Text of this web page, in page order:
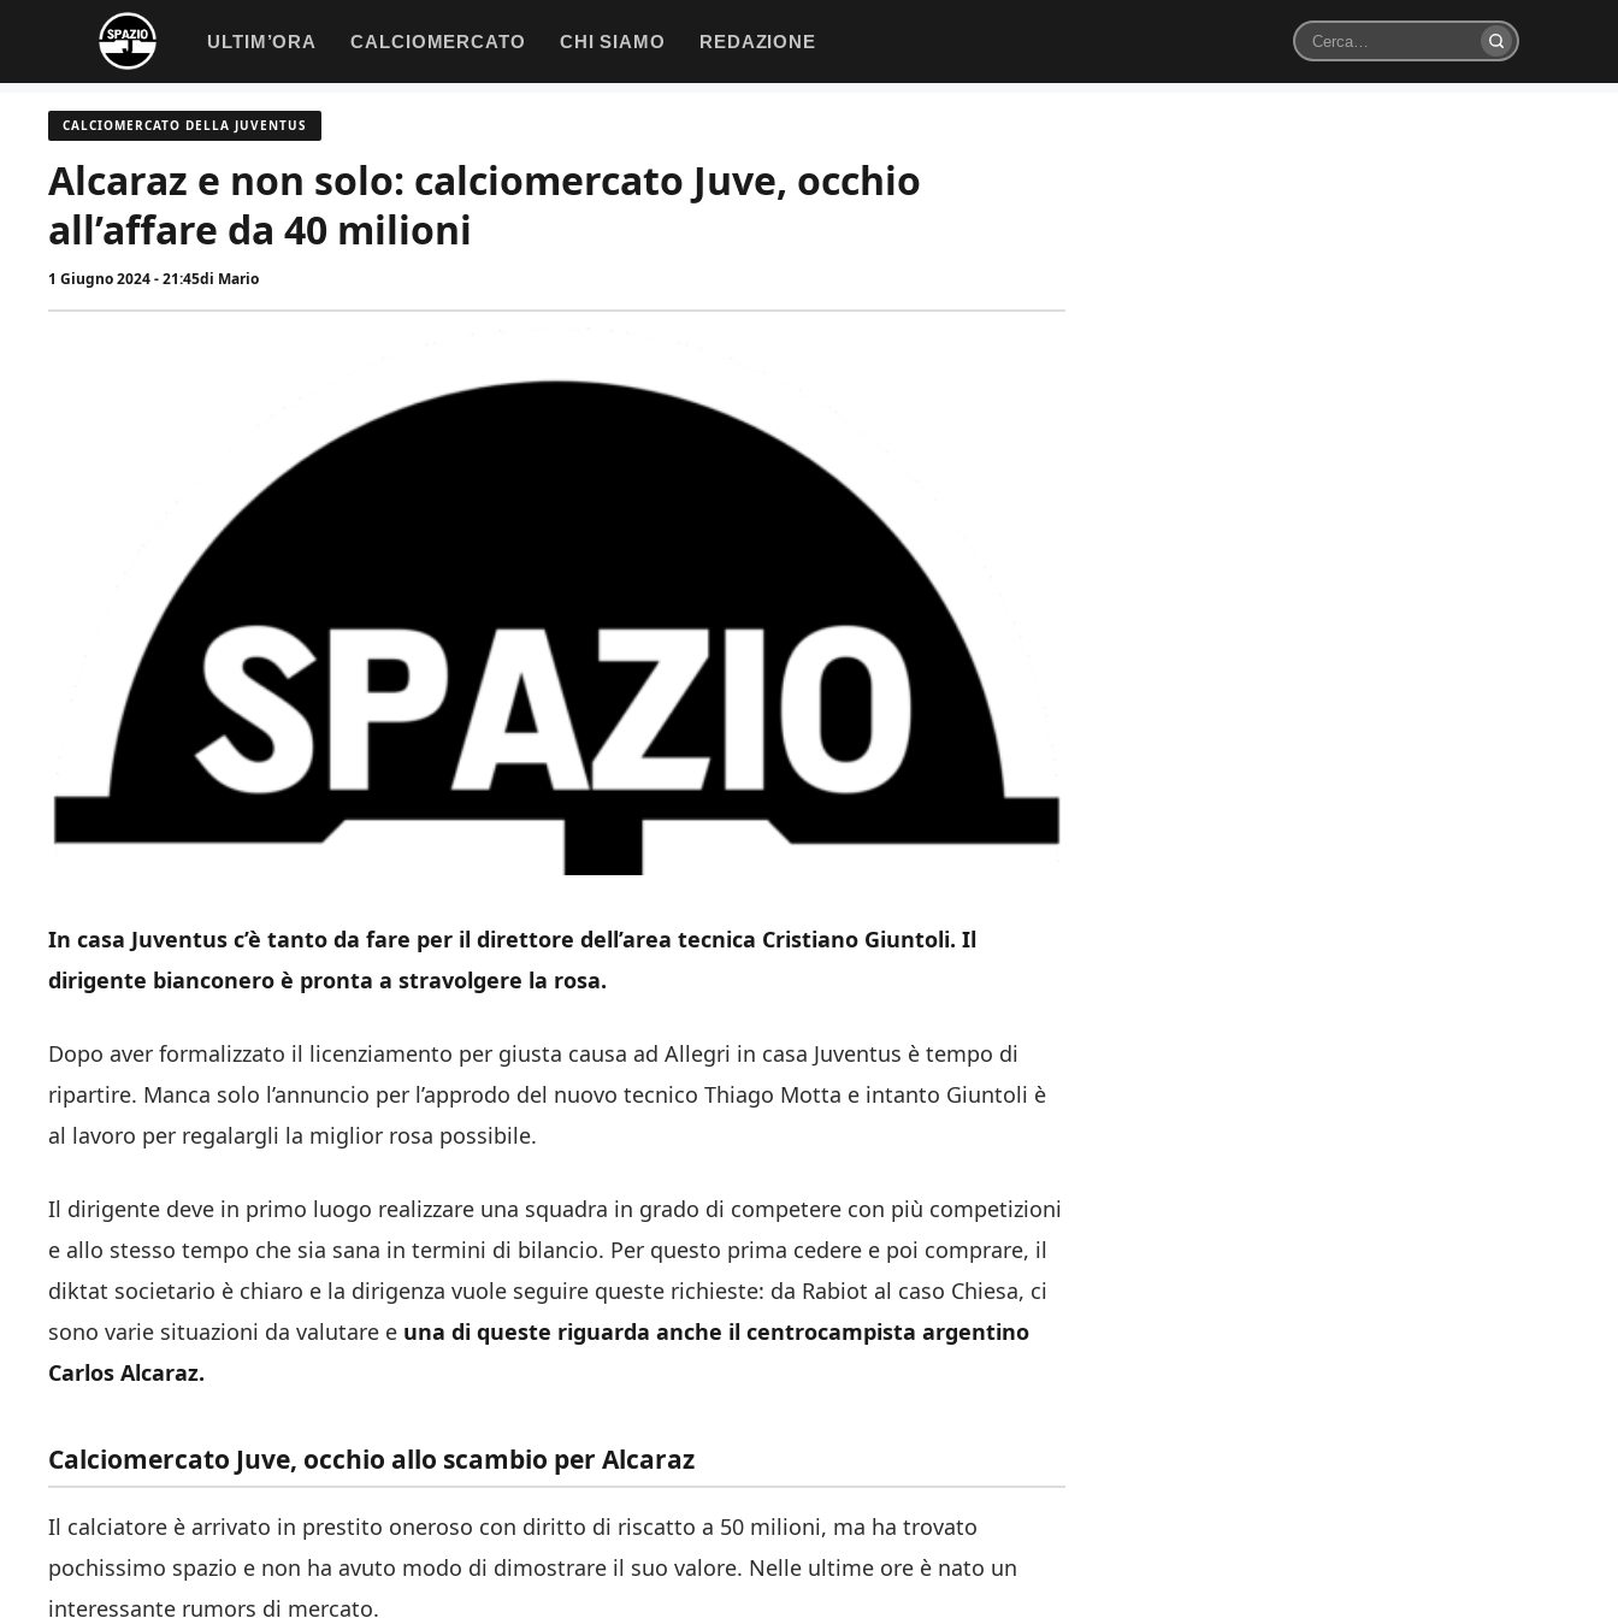
contenuto
ULTIM’ORA CALCIOMERCATO CHI SIAMO REDAZIONE
Cerca
CALCIOMERCATO DELLA JUVENTUS
Alcaraz e non solo: calciomercato Juve, occhio
all’affare da 40 milioni
1 Giugno 2024 - 21:45di Mario
In casa Juventus c’è tanto da fare per il direttore dell’area tecnica Cristiano Giuntoli. Il
dirigente bianconero è pronta a stravolgere la rosa.
Dopo aver formalizzato il licenziamento per giusta causa ad Allegri in casa Juventus è tempo di
ripartire. Manca solo l’annuncio per l’approdo del nuovo tecnico Thiago Motta e intanto Giuntoli è
al lavoro per regalargli la miglior rosa possibile.
Il dirigente deve in primo luogo realizzare una squadra in grado di competere con più competizioni
e allo stesso tempo che sia sana in termini di bilancio. Per questo prima cedere e poi comprare, il
diktat societario è chiaro e la dirigenza vuole seguire queste richieste: da Rabiot al caso Chiesa, ci
sono varie situazioni da valutare e una di queste riguarda anche il centrocampista argentino
Carlos Alcaraz.
Calciomercato Juve, occhio allo scambio per Alcaraz
Il calciatore è arrivato in prestito oneroso con diritto di riscatto a 50 milioni, ma ha trovato
pochissimo spazio e non ha avuto modo di dimostrare il suo valore. Nelle ultime ore è nato un
interessante rumors di mercato.